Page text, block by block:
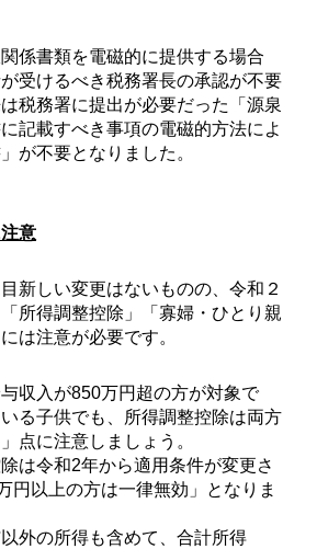
係書類を電磁的に提供する場合
受けるべき税務署長の承認が不要
税務署に提出が必要だった「源泉
記載すべき事項の電磁的方法によ
が不要となりました。
意
新しい変更はないものの、令和２
所得調整控除」「寡婦・ひとり親
は注意が必要です。
収入が850万円超の方が対象で
いる子供でも、所得調整控除は両方
点に注意しましょう。
は令和2年から適用条件が変更さ
円以上の方は一律無効」となりま
外の所得も含めて、合計所得